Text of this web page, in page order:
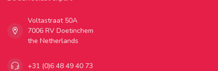
Voltastraat 50A
7006 RV Doetinchem
the Netherlands
+31 (0)6 48 49 40 73